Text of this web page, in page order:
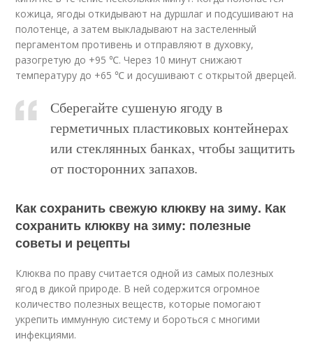
кожица, ягоды откидывают на дуршлаг и подсушивают на
полотенце, а затем выкладывают на застеленный
пергаментом противень и отправляют в духовку,
разогретую до +95 ℃. Через 10 минут снижают
температуру до +65 ℃ и досушивают с открытой дверцей.
Сберегайте сушеную ягоду в
герметичных пластиковых контейнерах
или стеклянных банках, чтобы защитить
от посторонних запахов.
Как сохранить свежую клюкву на зиму. Как
сохранить клюкву на зиму: полезные
советы и рецепты
Клюква по праву считается одной из самых полезных
ягод в дикой природе. В ней содержится огромное
количество полезных веществ, которые помогают
укрепить иммунную систему и бороться с многими
инфекциями.